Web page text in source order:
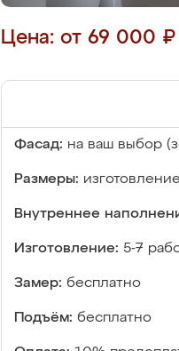
Цена: от 69 000 ₽
Фасад: на ваш выбор
Размеры:
Внутреннее
Изготовление: 5-7
Замер: бесплатно
Подъём: бесплатно